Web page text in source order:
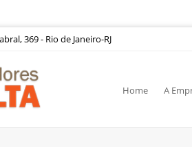
369 - Rio de Janeiro-RJ
Home A